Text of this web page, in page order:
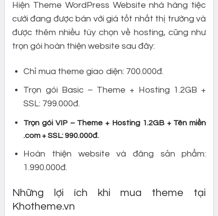
Hiện Theme WordPress Website nhà hàng tiệc
cưới đang được bán với giá tốt nhất thị trường và
được thêm nhiều tùy chọn về hosting, cũng như
trọn gói hoàn thiện website sau đây:
Chỉ mua theme giao diện: 700.000đ.
Trọn gói Basic – Theme + Hosting 1.2GB +
SSL: 799.000đ.
Trọn gói VIP – Theme + Hosting 1.2GB + Tên miền
.com + SSL: 990.000đ.
Hoàn thiện website và đăng sản phẩm:
1.990.000đ.
Những lợi ích khi mua theme tại
Khotheme.vn